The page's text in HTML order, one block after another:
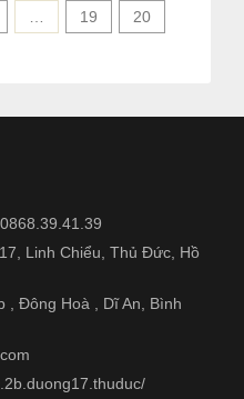
19 20
Linh Chiểu, Thủ Đức, Hồ
, Đông Hoà , Dĩ An, Bình